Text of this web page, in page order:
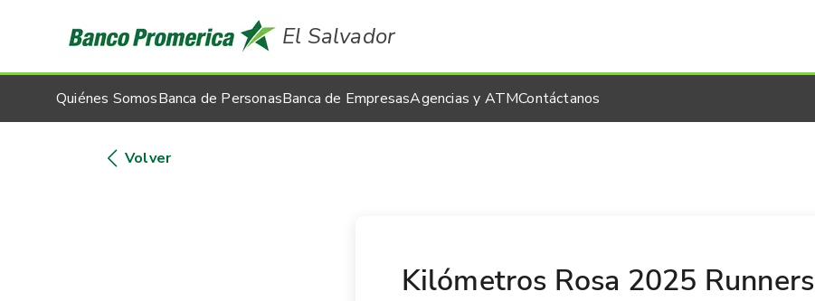
El Salvador
Quiénes SomosBanca de PersonasBanca de EmpresasAgencias y ATMContáctanos
Volver
Kilómetros Rosa 2025 Runners